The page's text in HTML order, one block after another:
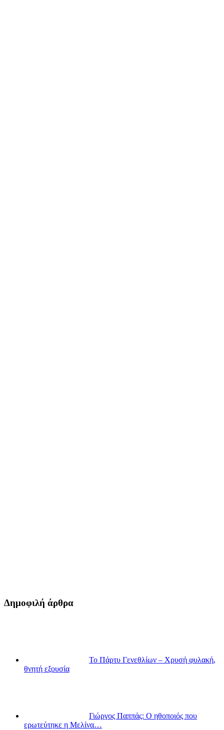
Δημοφιλή άρθρα
Το Πάρτυ Γενεθλίων – Χρυσή φυλακή,
θνητή εξουσία
Γιώργος Παππάς: Ο ηθοποιός που
ερωτεύτηκε η Μελίνα…